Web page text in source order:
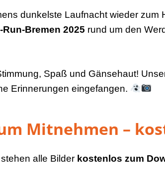
dunkelste Laufnacht wieder zum
Bremen 2025 rund um den
Spaß und Gänsehaut!
Erinnerungen eingefangen.
Mitnehmen –
stehen alle Bilder kostenlos zum